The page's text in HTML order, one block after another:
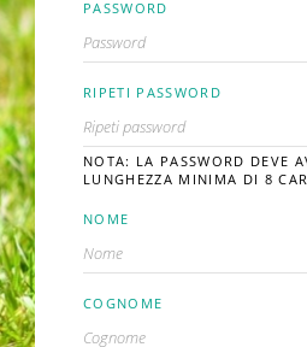
PASSWORD
RIPETI PASSWORD
NOTA: LA PASSWORD DEVE
LUNGHEZZA MINIMA DI 8
NOME
COGNOME